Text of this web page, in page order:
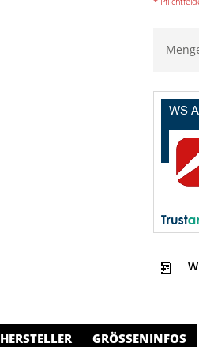
HERSTELLER GRÖSSENINFOS